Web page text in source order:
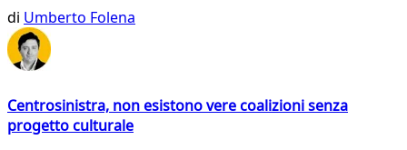
di Umberto Folena
Centrosinistra, non esistono vere coalizioni senza
progetto culturale